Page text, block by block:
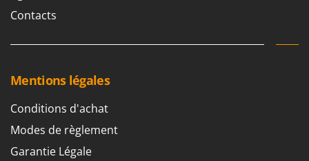
Contacts
Mentions légales
Conditions d'achat
Modes de règlement
Garantie Légale